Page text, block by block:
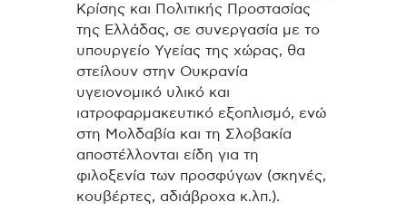
Κρίσης και Πολιτικής Προστασίας
της Ελλάδας, σε συνεργασία με το
υπουργείο Υγείας της χώρας, θα
στείλουν στην Ουκρανία
υγειονομικό υλικό και
ιατροφαρμακευτικό εξοπλισμό, ενώ
στη Μολδαβία και τη Σλοβακία
αποστέλλονται είδη για τη
φιλοξενία των προσφύγων (σκηνές,
κουβέρτες, αδιάβροχα κ.λπ.).